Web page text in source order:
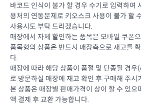
바코드 인식이 불가 할 경우 수기로 입력하여
용처의 연동문제로 키오스크 사용이 불가 할
사용시도 부탁 드리겠습니다.
매장에서 자체 할인하는 품목은 모바일 쿠폰
품목형의 상품은 반드시 매장측으로 재고를
다.
매장에 따라 해당 상품이 품절 및 단종될 경
로 방문하실 매장에 재고 확인 후 구매해 주시
본 상품은 매장별 판매가격이 상이 할 수 있으
액 결제 후 교환 가능합니다.